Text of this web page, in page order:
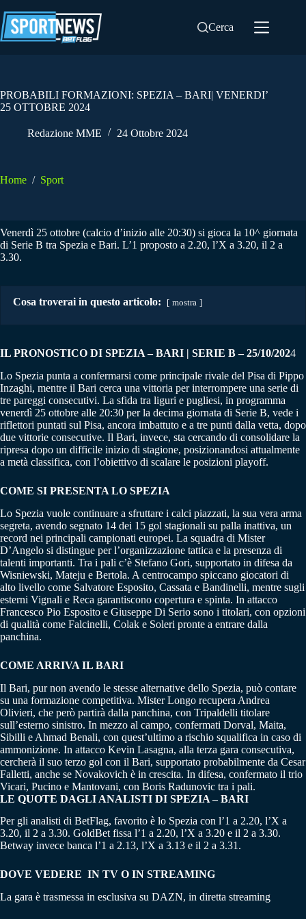
al
contenuto
Cerca
PROBABILI FORMAZIONI: SPEZIA – BARI| VENERDI’
25 OTTOBRE 2024
Redazione MME 24 Ottobre 2024
Home / Sport
Venerdì 25 ottobre (calcio d’inizio alle 20:30) si gioca la 10^ giornata
di Serie B tra Spezia e Bari. L’1 proposto a 2.20, l’X a 3.20, il 2 a
3.30.
Cosa troverai in questo articolo: mostra
IL PRONOSTICO DI SPEZIA – BARI | SERIE B – 25/10/2024
Lo Spezia punta a confermarsi come principale rivale del Pisa di Pippo
Inzaghi, mentre il Bari cerca una vittoria per interrompere una serie di
tre pareggi consecutivi. La sfida tra liguri e pugliesi, in programma
venerdì 25 ottobre alle 20:30 per la decima giornata di Serie B, vede i
riflettori puntati sul Pisa, ancora imbattuto e a tre punti dalla vetta, dopo
due vittorie consecutive. Il Bari, invece, sta cercando di consolidare la
ripresa dopo un difficile inizio di stagione, posizionandosi attualmente
a metà classifica, con l’obiettivo di scalare le posizioni playoff.
COME SI PRESENTA LO SPEZIA
Lo Spezia vuole continuare a sfruttare i calci piazzati, la sua vera arma
segreta, avendo segnato 14 dei 15 gol stagionali su palla inattiva, un
record nei principali campionati europei. La squadra di Mister
D’Angelo si distingue per l’organizzazione tattica e la presenza di
talenti importanti. Tra i pali c’è Stefano Gori, supportato in difesa da
Wisniewski, Mateju e Bertola. A centrocampo spiccano giocatori di
alto livello come Salvatore Esposito, Cassata e Bandinelli, mentre sugli
esterni Vignali e Reca garantiscono copertura e spinta. In attacco
Francesco Pio Esposito e Giuseppe Di Serio sono i titolari, con opzioni
di qualità come Falcinelli, Colak e Soleri pronte a entrare dalla
panchina.
COME ARRIVA IL BARI
Il Bari, pur non avendo le stesse alternative dello Spezia, può contare
su una formazione competitiva. Mister Longo recupera Andrea
Olivieri, che però partirà dalla panchina, con Tripaldelli titolare
sull’esterno sinistro. In mezzo al campo, confermati Dorval, Maita,
Sibilli e Ahmad Benali, con quest’ultimo a rischio squalifica in caso di
ammonizione. In attacco Kevin Lasagna, alla terza gara consecutiva,
cercherà il suo terzo gol con il Bari, supportato probabilmente da Cesar
Falletti, anche se Novakovich è in crescita. In difesa, confermato il trio
Vicari, Pucino e Mantovani, con Boris Radunovic tra i pali.
LE QUOTE DAGLI ANALISTI DI SPEZIA – BARI
Per gli analisti di BetFlag, favorito è lo Spezia con l’1 a 2.20, l’X a
3.20, il 2 a 3.30. GoldBet fissa l’1 a 2.20, l’X a 3.20 e il 2 a 3.30.
Betway invece banca l’1 a 2.13, l’X a 3.13 e il 2 a 3.31.
DOVE VEDERE IN TV O IN STREAMING
La gara è trasmessa in esclusiva su DAZN, in diretta streaming